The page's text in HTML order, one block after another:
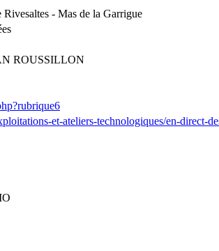
- Mas de la Garrigue
ROUSSILLON
et-ateliers-technologiques/en-direct-